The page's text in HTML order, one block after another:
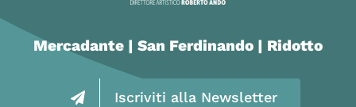
Mercadante | San Ferdinando | Ridotto
Iscriviti alla Newsletter